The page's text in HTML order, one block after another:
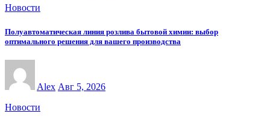
Новости
Полуавтоматическая линия розлива бытовой химии: выбор
оптимального решения для вашего производства
Alex Авг 5, 2026
Новости